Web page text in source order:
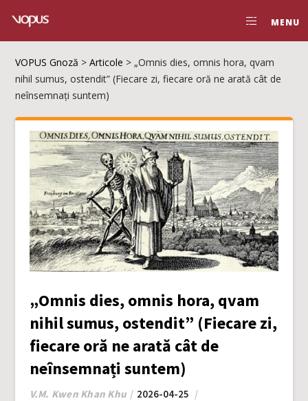
MENU
VOPUS Gnoză >Articole > „Omnis dies, omnis hora, qvam
nihil sumus, ostendit” (Fiecare zi, fiecare oră ne arată cât de
neînsemnați suntem)
„Omnis dies, omnis hora, qvam
nihil sumus, ostendit” (Fiecare zi,
fiecare oră ne arată cât de
neînsemnați suntem)
V.M. Kwen Khan Khu
2026-04-25